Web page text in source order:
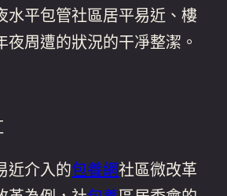
水平包管社區居平易近、樓
夜周遭的狀況的干凈整潔。
近介入的包養網社區微改革